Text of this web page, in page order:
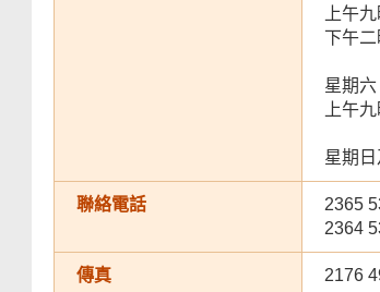
上午
下午
星期六
上午
星期
聯絡電話
2365
2364
傳真 2176